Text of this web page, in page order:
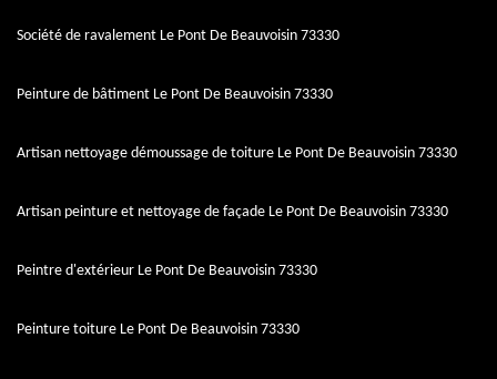
Société de ravalement Le Pont De Beauvoisin 73330
Peinture de bâtiment Le Pont De Beauvoisin 73330
Artisan nettoyage démoussage de toiture Le Pont De Beauvoisin 73330
Artisan peinture et nettoyage de façade Le Pont De Beauvoisin 73330
Peintre d'extérieur Le Pont De Beauvoisin 73330
Peinture toiture Le Pont De Beauvoisin 73330